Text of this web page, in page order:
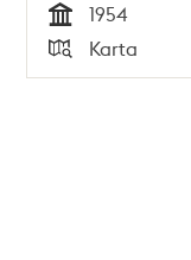
Tid
1954
Typ
Karta